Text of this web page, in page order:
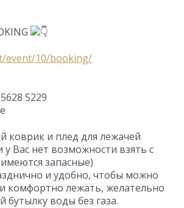
event/10/booking/
5229
коврик и плед для лежачей
у Вас нет возможности взять с
запасные)
и удобно, чтобы можно
комфортно лежать, желательно
бутылку воды без газа.